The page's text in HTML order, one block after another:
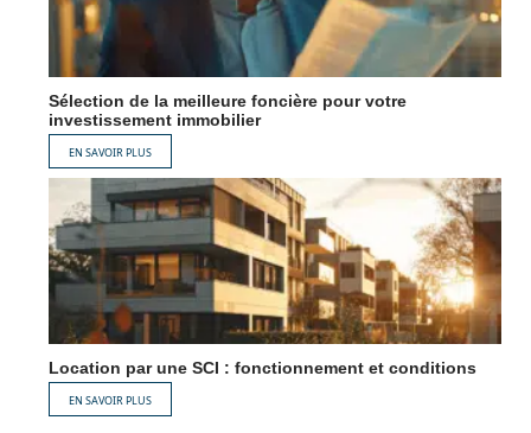
Sélection de la meilleure foncière pour votre
investissement immobilier
EN SAVOIR PLUS
Location par une SCI : fonctionnement et conditions
EN SAVOIR PLUS